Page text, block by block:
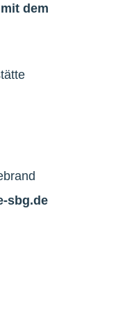
dem
sbg.de